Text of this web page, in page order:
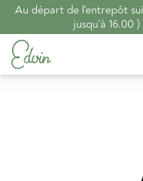
Au départ de l'entrepôt
jusqu'à 16.00